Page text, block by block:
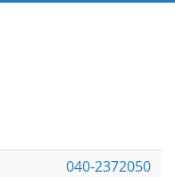
040-2372050